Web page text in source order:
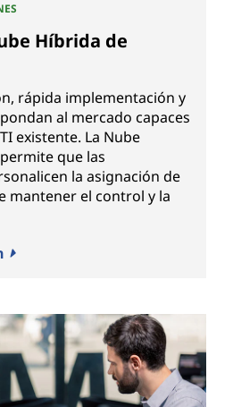
Híbrida de
rápida implementación y
al mercado capaces
existente. La Nube
que las
la asignación de
mantener el control y la